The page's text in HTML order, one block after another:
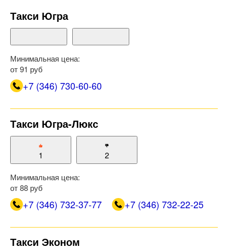
Такси Югра
Минимальная цена:
от 91 руб
+7 (346) 730-60-60
Такси Югра-Люкс
1 2
Минимальная цена:
от 88 руб
+7 (346) 732-37-77 +7 (346) 732-22-25
Такси Эконом